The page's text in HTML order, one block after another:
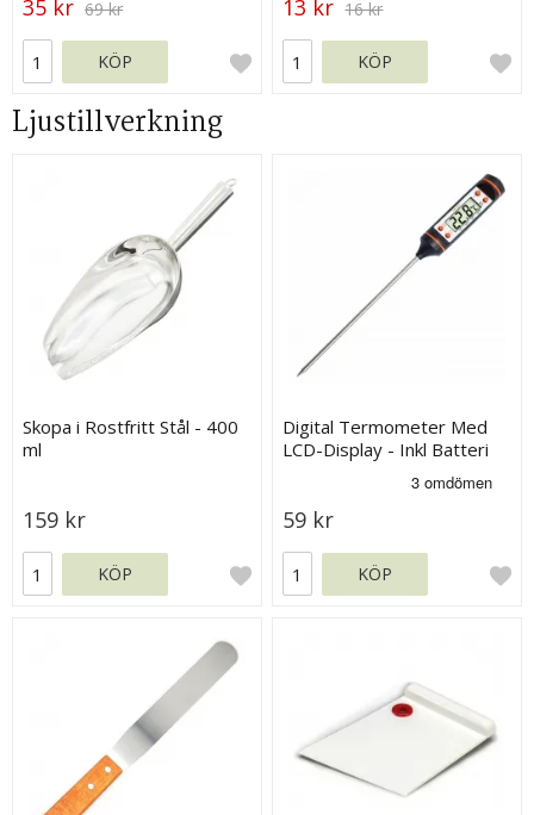
35 kr 69 kr
KÖP
13 kr 16 kr
KÖP
Ljustillverkning
Skopa i Rostfritt Stål - 400
ml
159 kr
KÖP
Digital Termometer Med
LCD-Display - Inkl Batteri
59 kr
KÖP